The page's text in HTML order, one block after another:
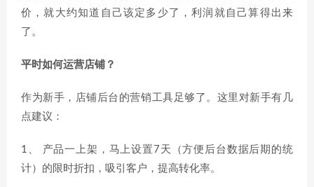
价，就大约知道自己该定多少了，利润就自己算得出来
了。
平时如何运营店铺？
作为新手，店铺后台的营销工具足够了。这里对新手有几
点建议：
1、 产品一上架，马上设置7天（方便后台数据后期的统
计）的限时折扣，吸引客户，提高转化率。